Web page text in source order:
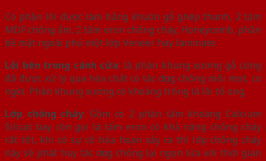
Có phần lõi được làm bằng khuôn gỗ ghép thanh, 2 tấm
MDF chống ẩm, 2 tấm eron chống cháy, Honeycomb, phần
bề mặt ngoài phủ một lớp Veneer hay laminate.
Lõi bên trong cánh cửa: là phần khung xương gỗ cứng
đã được xử lý qua hóa chất có tác dụng chống mối mọt, co
ngót. Phần khung xương có khoảng trống là lõi tổ ong.
Lớp chống cháy: Gồm có 2 phần tấm khoáng Calcium
Silicat bay còn gọi là tấm eron có khả năng chống cháy
rất tốt, khi có sự cố hỏa hoạn xảy ra thì lớp chống cháy
này sẽ phát huy tác dụng chống lại ngọn lửa với thời gian